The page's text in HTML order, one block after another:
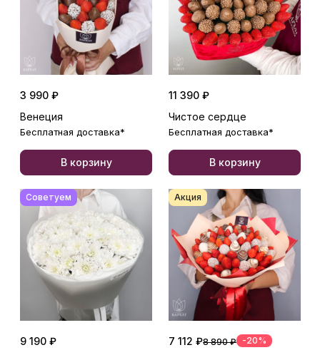
3 990 ₽
Венеция
Бесплатная доставка*
В корзину
11 390 ₽
Чистое сердце
Бесплатная доставка*
В корзину
Советуем
9 190 ₽
Акция
7 112 ₽8 890 ₽ -20%